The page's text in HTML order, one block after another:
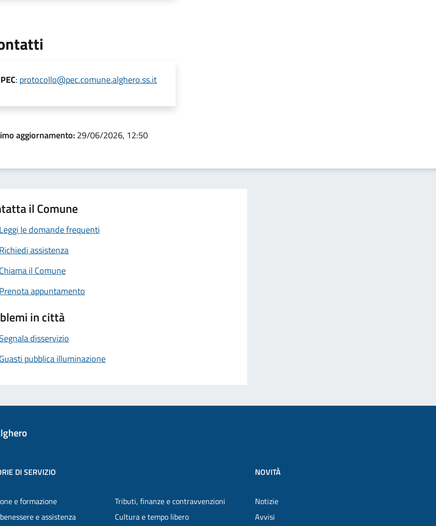
PEC: protocollo@pec.comune.alghero.ss.it
aggiornamento:29/06/2026, 12:50
il Comune
le domande frequenti
assistenza
il Comune
appuntamento
in città
disservizio
pubblica illuminazione
DI SERVIZIO
e formazione
e assistenza
Tributi, finanze e contravvenzioni
Cultura e tempo libero
NOVITÀ
Notizie
Avvisi